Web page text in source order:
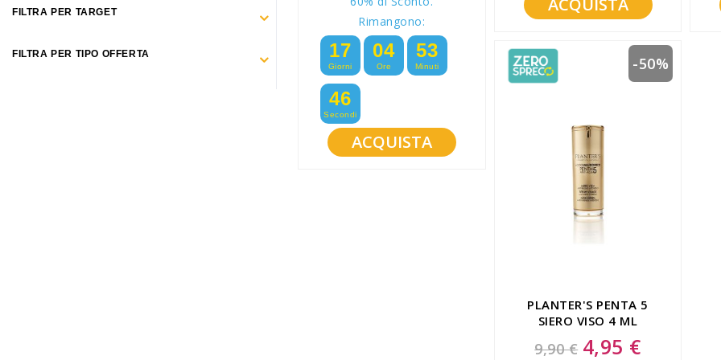
Rimangono:
17
Giorni
04
Ore
53
Minuti
45
Secondi
ACQUISTA
ACQUISTA
PLANTER'S PENTA 5
SIERO VISO 4 ML
9,90 €
-50%
Special
Price
4,95 €
FILTRA PER TARGET
FILTRA PER TIPO OFFERTA